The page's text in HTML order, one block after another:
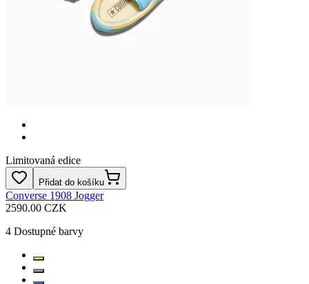
Limitovaná edice
Přidat do košíku
Converse 1908 Jogger
2590.00 CZK
4 Dostupné barvy